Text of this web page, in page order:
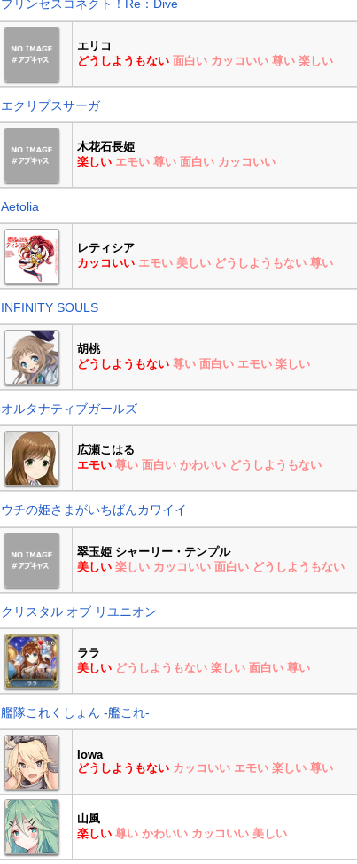
プリンセスコネクト！Re：Dive
エリコ
どうしようもない 面白い カッコいい 尊い 楽しい
エクリプスサーガ
木花石長姫
楽しい エモい 尊い 面白い カッコいい
Aetolia
レティシア
カッコいい エモい 美しい どうしようもない 尊い
INFINITY SOULS
胡桃
どうしようもない 尊い 面白い エモい 楽しい
オルタナティブガールズ
広瀬こはる
エモい 尊い 面白い かわいい どうしようもない
ウチの姫さまがいちばんカワイイ
翠玉姫 シャーリー・テンプル
美しい 楽しい カッコいい 面白い どうしようもない
クリスタル オブ リユニオン
ララ
美しい どうしようもない 楽しい 面白い 尊い
艦隊これくしょん -艦これ-
Iowa
どうしようもない カッコいい エモい 楽しい 尊い
山風
楽しい 尊い かわいい カッコいい 美しい